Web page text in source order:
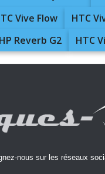
Vive Flow
HTC
HP Reverb G2 HTC
nous sur les réseaux